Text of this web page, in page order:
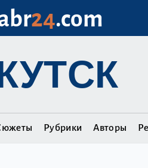
24.com
Рубрики Авторы